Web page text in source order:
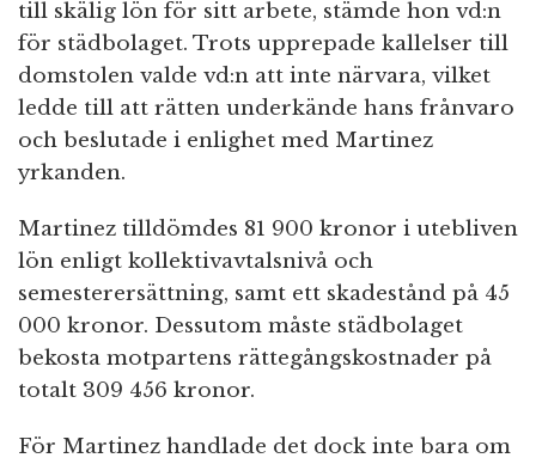
till skälig lön för sitt arbete, stämde hon vd:n
för städbolaget. Trots upprepade kallelser till
domstolen valde vd:n att inte närvara, vilket
ledde till att rätten underkände hans frånvaro
och beslutade i enlighet med Martinez
yrkanden.
Martinez tilldömdes 81 900 kronor i utebliven
lön enligt kollektivavtalsnivå och
semesterersättning, samt ett skadestånd på 45
000 kronor. Dessutom måste städbolaget
bekosta motpartens rättegångskostnader på
totalt 309 456 kronor.
För Martinez handlade det dock inte bara om